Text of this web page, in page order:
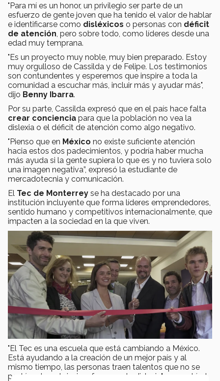
"Para mí es un honor, un privilegio ser parte de un
esfuerzo de gente joven que ha tenido el valor de hablar
e identificarse como disléxicos o personas con déficit
de atención , pero sobre todo, como líderes desde una
edad muy temprana.
"Es un proyecto muy noble, muy bien preparado. Estoy
muy orgulloso de Cassilda y de Felipe. Los testimonios
son contundentes y esperemos que inspire a toda la
comunidad a escuchar más, incluir más y ayudar más",
dijo Benny Ibarra.
Por su parte, Cassilda expresó que en el país hace falta
crear conciencia para que la población no vea la
dislexia o el déficit de atención como algo negativo.
"Pienso que en México no existe suficiente atención
hacia estos dos padecimientos, y podría haber mucha
más ayuda si la gente supiera lo que es y no tuviera solo
una imagen negativa”, expresó la estudiante de
mercadotecnia y comunicación.
El Tec de Monterrey se ha destacado por una
institución incluyente que forma líderes emprendedores,
sentido humano y competitivos internacionalmente, que
impacten a la sociedad en la que viven.
"El Tec es una escuela que está cambiando a México.
Está ayudando a la creación de un mejor país y al
mismo tiempo, las personas traen talentos que no se
podrían descubrir si no fuera por la dislexia", comentó el